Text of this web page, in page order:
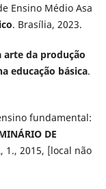
Ensino Médio Asa
. Brasília, 2023.
arte da produção
educação básica.
fundamental:
DE
, 1., 2015, [local não